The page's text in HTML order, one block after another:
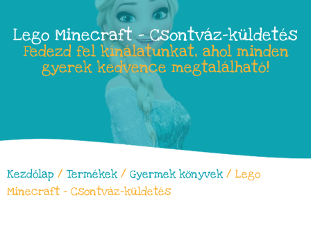
Lego Minecraft – Csontváz-küldetés
Fedezd fel kínálatunkat, ahol minden
gyerek kedvence megtalálható!
Kezdőlap / Termékek / Gyermek könyvek / Lego
Minecraft – Csontváz-küldetés